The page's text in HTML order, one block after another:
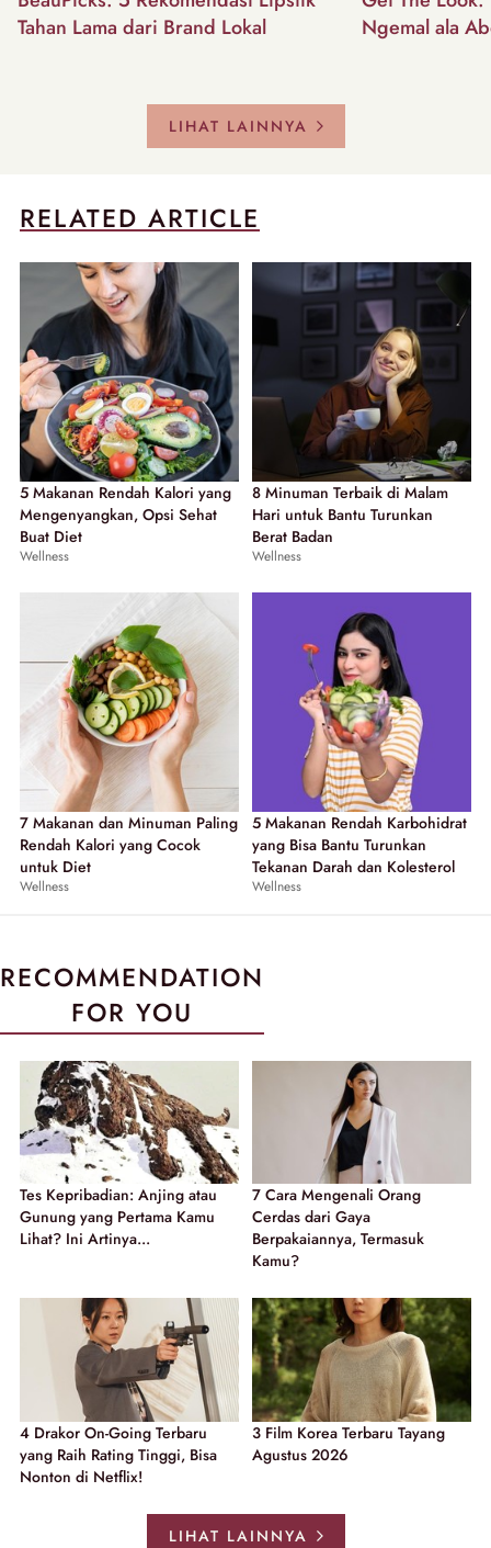
Tahan Lama dari Brand Lokal
Ngemal ala
LIHAT LAINNYA
RELATED ARTICLE
5 Makanan Rendah Kalori yang
Mengenyangkan, Opsi Sehat
Buat Diet
Wellness
8 Minuman Terbaik di Malam
Hari untuk Bantu Turunkan
Berat Badan
Wellness
7 Makanan dan Minuman Paling
Rendah Kalori yang Cocok
untuk Diet
Wellness
5 Makanan Rendah Karbohidrat
yang Bisa Bantu Turunkan
Tekanan Darah dan Kolesterol
Wellness
RECOMMENDATION
FOR YOU
Tes Kepribadian: Anjing atau
Gunung yang Pertama Kamu
Lihat? Ini Artinya...
7 Cara Mengenali Orang
Cerdas dari Gaya
Berpakaiannya, Termasuk
Kamu?
4 Drakor On-Going Terbaru
yang Raih Rating Tinggi, Bisa
Nonton di Netflix!
3 Film Korea Terbaru Tayang
Agustus 2026
LIHAT LAINNYA